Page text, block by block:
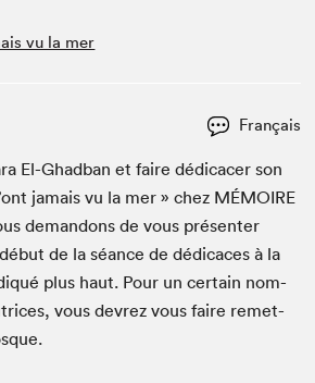
vu la mer
Français
El-Ghad­ban et faire dédi­cac­er son
jamais vu la mer » chez MÉMOIRE
deman­dons de vous présen­ter
de la séance de dédi­caces à la
plus haut. Pour un cer­tain nom­
vous devrez vous faire remet­